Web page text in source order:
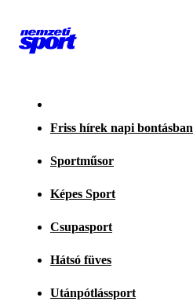
Friss hírek napi bontásban
Sportműsor
Képes Sport
Csupasport
Hátsó füves
Utánpótlássport